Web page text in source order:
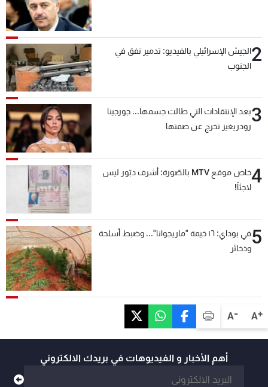
A+
A-
2الجيش الإسرائيلي بالفيديو: تدمير نفق في
الجنوب
3بعد الإنتقادات التي طالت جسمها... جورجينا
رودريغيز تخرج عن صمتها
4
خاص موقع MTV بالصّورة: أشرف دبّور ليس
لاجئاً!
5
في بوداي: ١٦ خيمة "ماريجوانا"... وضبط أسلحة
وذخائر
أهم الأخبار و الفيديوهات في بريدك الالكتروني